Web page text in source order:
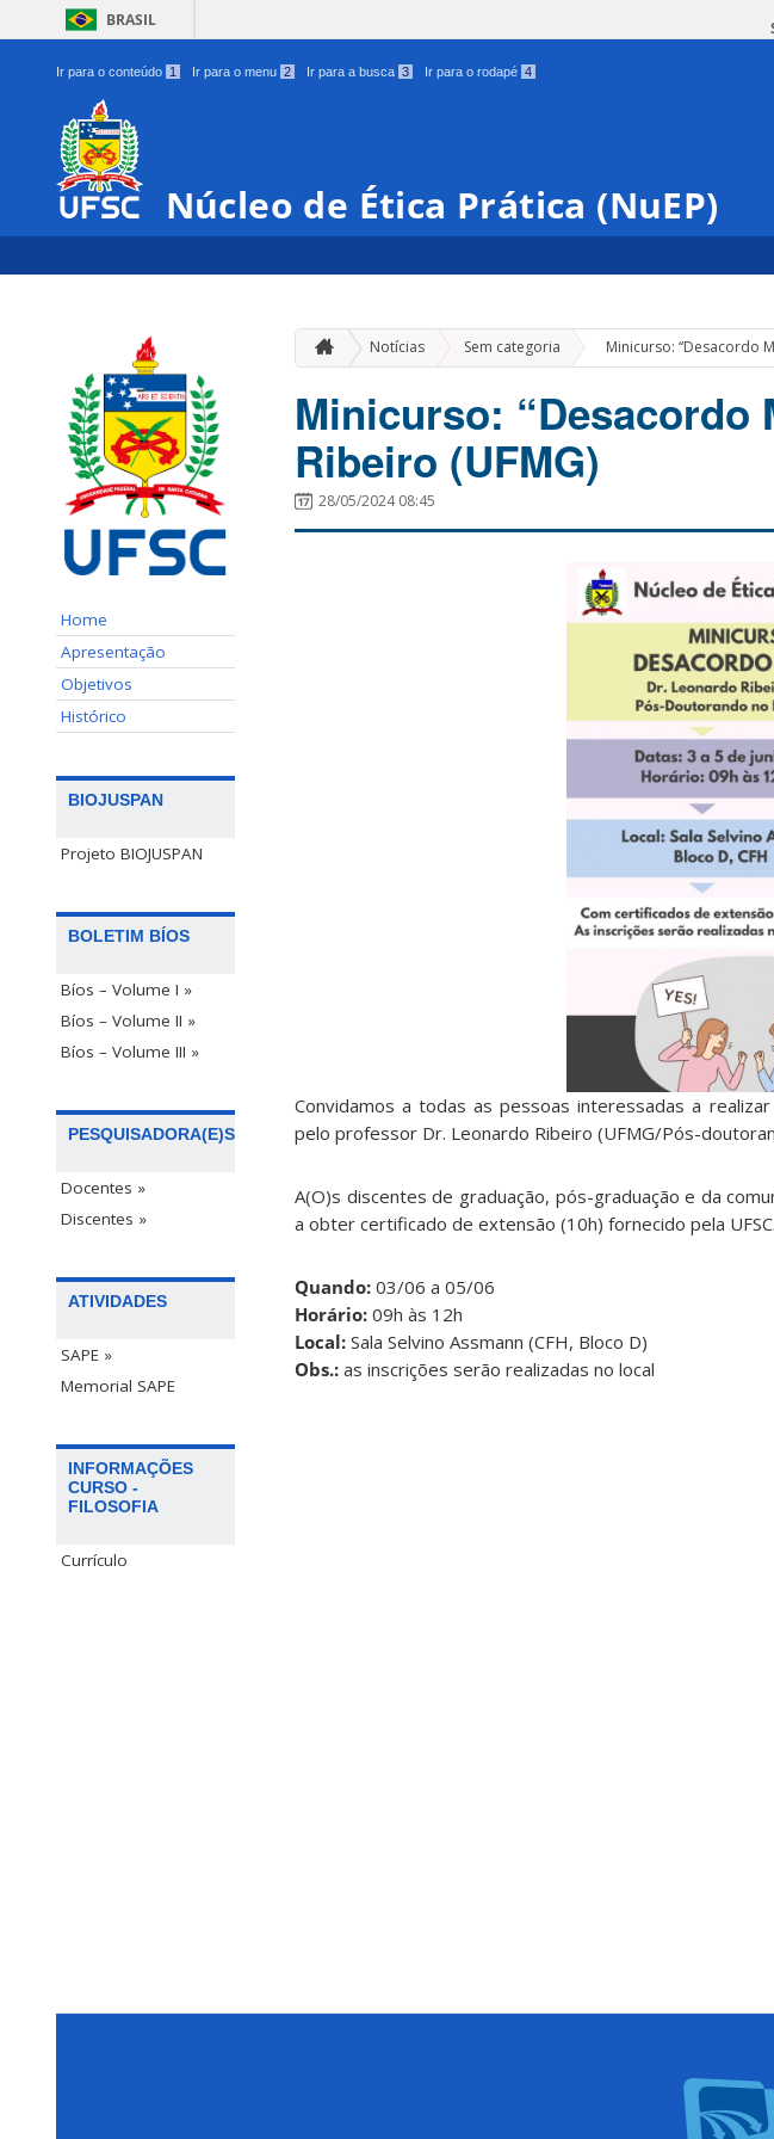
BRASIL
Ir para o conteúdo 1 Ir para o menu 2 Ir para a busca 3 Ir para o rodapé 4
Núcleo de Ética Prática (NuEP)
Home
Apresentação
Objetivos
Histórico
BIOJUSPAN
Projeto BIOJUSPAN
BOLETIM BÍOS
Bíos – Volume I »
Bíos – Volume II »
Bíos – Volume III »
PESQUISADORA(E)S
Docentes »
Discentes »
ATIVIDADES
SAPE »
Memorial SAPE
INFORMAÇÕES
CURSO -
FILOSOFIA
Currículo
Notícias Sem categoria » Minicurso: “Desacordo
Minicurso: “Desacordo
Ribeiro (UFMG)
28/05/2024 08:45
Convidamos a todas as pessoas interessadas a
pelo professor Dr. Leonardo Ribeiro (UFMG/Pós-
A(O)s discentes de graduação, pós-graduação e da
a obter certificado de extensão (10h) fornecido pela UFSC.
Quando: 03/06 a 05/06
Horário: 09h às 12h
Local: Sala Selvino Assmann (CFH, Bloco D)
Obs.: as inscrições serão realizadas no local